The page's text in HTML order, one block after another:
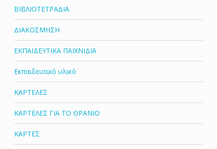
ΒΙΒΛΙΟΤΕΤΡΑΔΙΑ
ΔΙΑΚΟΣΜΗΣΗ
ΕΚΠΑΙΔΕΥΤΙΚΑ ΠΑΙΧΝΙΔΙΑ
Εκπαιδευτικό υλικό
ΚΑΡΤΕΛΕΣ
ΚΑΡΤΕΛΕΣ ΓΙΑ ΤΟ ΘΡΑΝΙΟ
ΚΑΡΤΕΣ